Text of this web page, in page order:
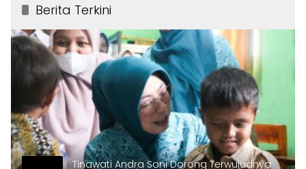
Berita Terkini
Tinawati Andra Soni Dorong Terwujudnya